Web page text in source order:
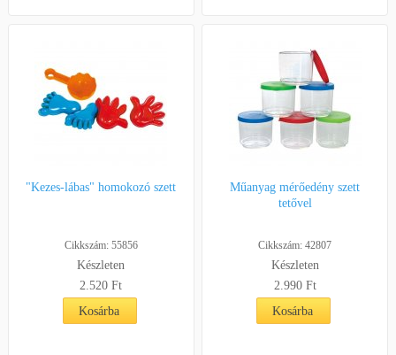
"Kezes-lábas" homokozó szett
Cikkszám: 55856
Készleten
2.520Ft
Kosárba
Műanyag mérőedény szett
tetővel
Cikkszám: 42807
Készleten
2.990 Ft
Kosárba